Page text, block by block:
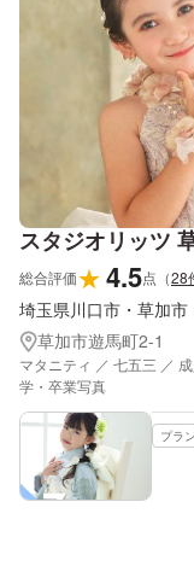
スタジオリッツ
総合評価★4.5点 （28
埼玉県川口市・草加市
草加市遊馬町2-1
マタニティ ／ 七五三 ／
学・卒業写真
プラン